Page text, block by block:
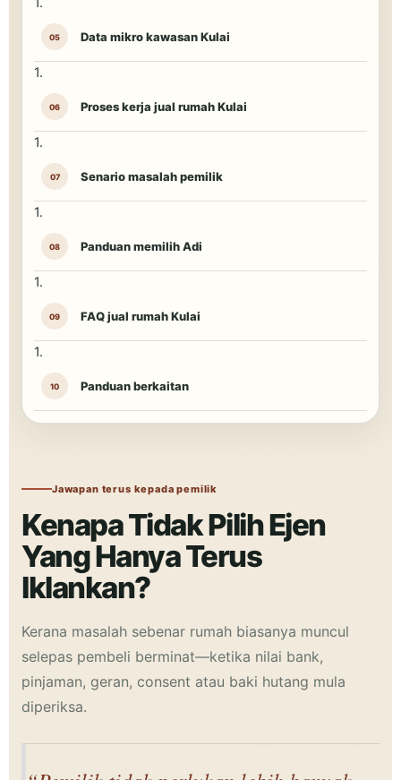
Data mikro kawasan Kulai
Proses kerja jual rumah Kulai
Senario masalah pemilik
Panduan memilih Adi
FAQ jual rumah Kulai
Panduan berkaitan
Jawapan terus kepada pemilik
Kenapa Tidak Pilih Ejen
Yang Hanya Terus
Iklankan?
Kerana masalah sebenar rumah biasanya muncul
selepas pembeli berminat—ketika nilai bank,
pinjaman, geran, consent atau baki hutang mula
diperiksa.